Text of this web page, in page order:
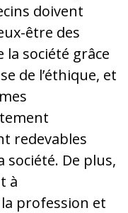
doivent
être des
société grâce
de l’éthique, et
redevables
société. De plus,
à
profession et